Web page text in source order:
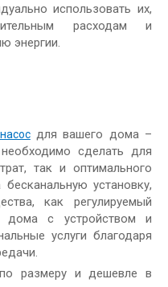
использовать их,
расходам и
энергии.
для вашего дома –
сделать для
так и оптимального
установку,
как регулируемый
с устройством и
услуги благодаря
размеру и дешевле в